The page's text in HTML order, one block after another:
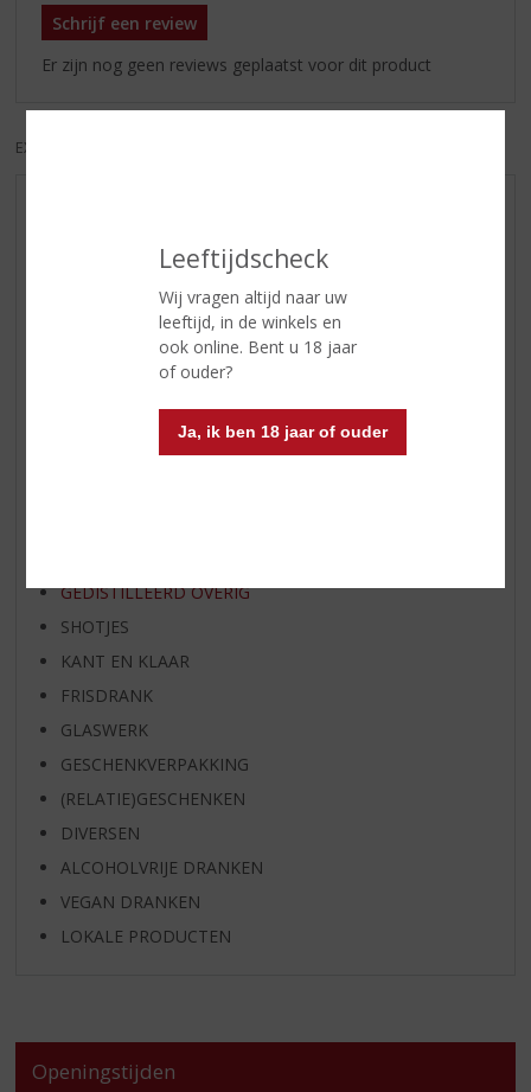
Leeftijdscheck
Wij vragen altijd naar uw
leeftijd, in de winkels en
ook online. Bent u 18 jaar
of ouder?
Ja, ik ben 18 jaar of ouder
Schrijf een review
Er zijn nog geen reviews geplaatst voor dit product
EXCL. BTW
WIJN VAN DE MAAND
RUM VAN DE MAAND
BIER VAN DE MAAND
SPIRIT VAN DE MAAND
EXCLUSIEF TOPSLIJTER
GEDISTILLEERD OVERIG
SHOTJES
KANT EN KLAAR
FRISDRANK
GLASWERK
GESCHENKVERPAKKING
(RELATIE)GESCHENKEN
DIVERSEN
ALCOHOLVRIJE DRANKEN
VEGAN DRANKEN
LOKALE PRODUCTEN
Openingstijden